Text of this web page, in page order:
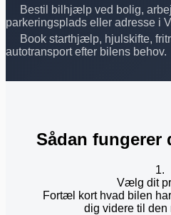
Bestil bilhjælp ved bolig,
parkeringsplads eller adresse i
Book starthjælp, hjulskifte,
autotransport efter bilens behov.
Sådan fungerer
1.
Vælg dit
Fortæl kort hvad bilen
dig videre til